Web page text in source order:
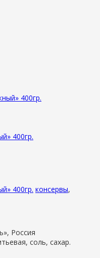
400гр.
400гр. консервы,
Россия
соль, сахар.